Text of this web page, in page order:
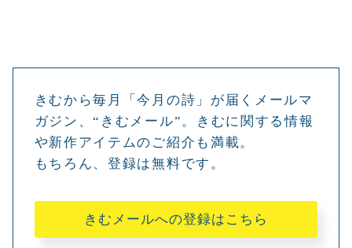
きむから毎月「今月の詩」が届くメールマ
ガジン、“きむメール”。きむに関する情報
や新作アイテムのご紹介も満載。
もちろん、登録は無料です。
きむメールへの登録はこちら